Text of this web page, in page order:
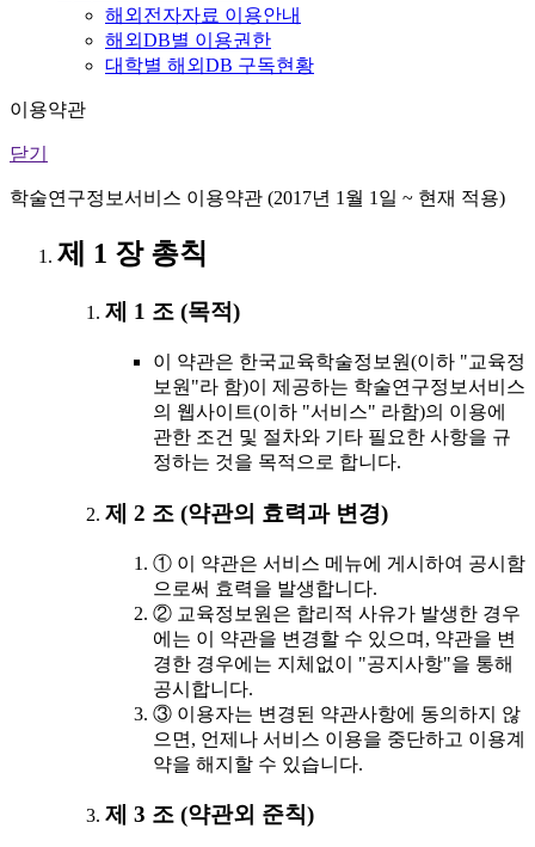
해외전자자료 이용안내
해외DB별 이용권한
대학별 해외DB 구독현황
이용약관
닫기
학술연구정보서비스 이용약관 (2017년 1월 1일 ~ 현재 적용)
제 1 장 총칙
제 1 조 (목적)
이 약관은 한국교육학술정보원(이하 "교육정
보원"라 함)이 제공하는 학술연구정보서비스
의 웹사이트(이하 "서비스" 라함)의 이용에
관한 조건 및 절차와 기타 필요한 사항을 규
정하는 것을 목적으로 합니다.
제 2 조 (약관의 효력과 변경)
① 이 약관은 서비스 메뉴에 게시하여 공시함
으로써 효력을 발생합니다.
② 교육정보원은 합리적 사유가 발생한 경우
에는 이 약관을 변경할 수 있으며, 약관을 변
경한 경우에는 지체없이 "공지사항"을 통해
공시합니다.
③ 이용자는 변경된 약관사항에 동의하지 않
으면, 언제나 서비스 이용을 중단하고 이용계
약을 해지할 수 있습니다.
제 3 조 (약관외 준칙)